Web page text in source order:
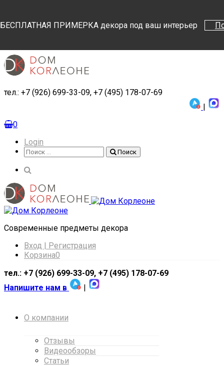
БЕСПЛАТНАЯ ПРИМЕРКА декора под ваш интерьер
тел.: +7 (926) 699-33-09, +7 (495) 178-07-69
|
0
Login
Поиск
Поиск
Cовременные предметы декора
Вход | Регистрация
Корзина0
тел.: +7 (926) 699-33-09, +7 (495) 178-07-69
Напишите нам в
|
О компании
Отзывы
Видеообзоры
Статьи